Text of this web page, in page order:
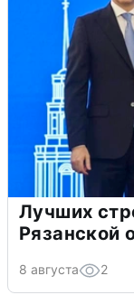
Лучших
Рязанской
8 августа 2